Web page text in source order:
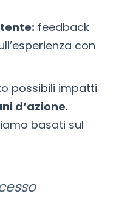
feedback
con
possibili impatti
d’azione.
basati sul